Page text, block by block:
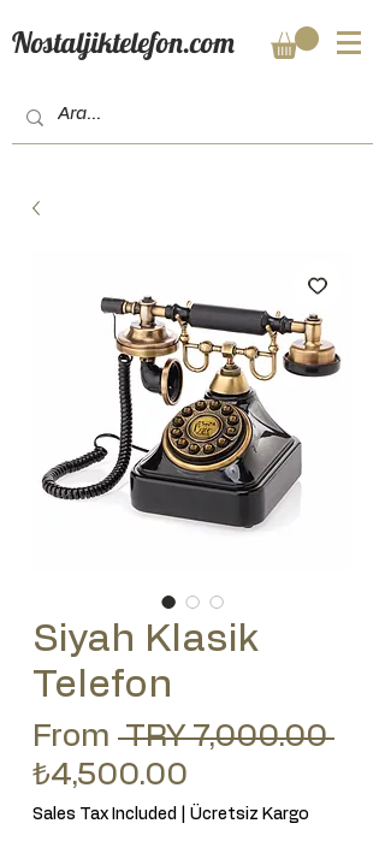
Nostaljiktelefon.com
Siyah Klasik
Telefon
From TRY 7,000.00
₺4,500.00
Sales Tax Included Ücretsiz Kargo